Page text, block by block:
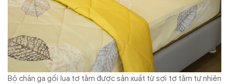
Bộ chăn ga gối lụa tơ tằm được sản xuất từ sợi tơ tằm tự nhiên